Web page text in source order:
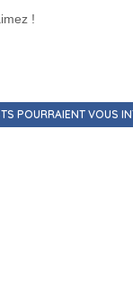
!
POURRAIENT VOUS